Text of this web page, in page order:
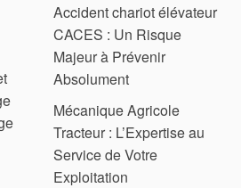
Accident chariot élévateur
CACES : Un Risque
Majeur à Prévenir
Absolument
Mécanique Agricole
Tracteur : L’Expertise au
Service de Votre
Exploitation